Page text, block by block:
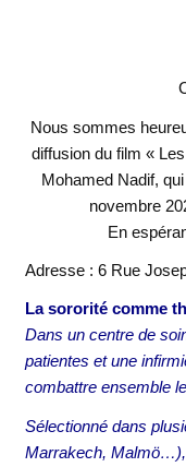
Nous sommes
diffusion du film «
Mohamed Nadif,
novembre
En
Adresse : 6 Rue
La sororité comme
Dans un centre de
patientes et une
combattre ensemble
Sélectionné dans
Marrakech, Malmö…),